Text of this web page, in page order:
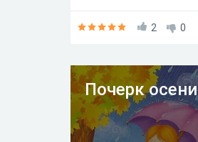
прекрасному времени
2 0
Почерк осени